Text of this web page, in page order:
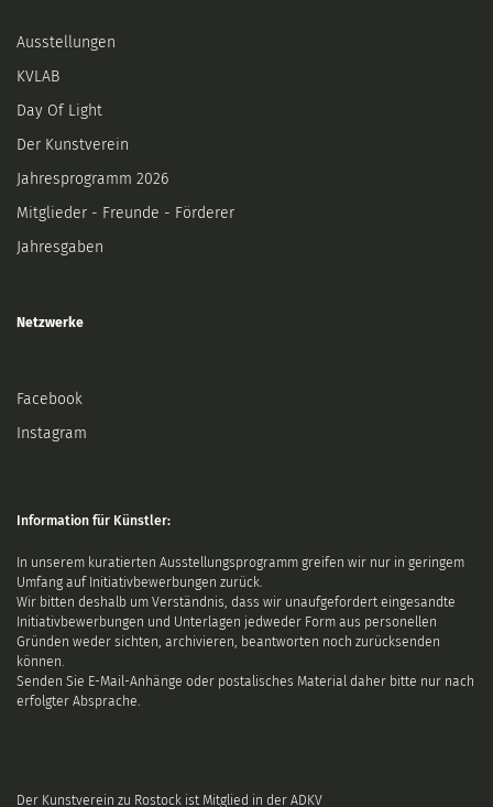
Ausstellungen
KVLAB
Day Of Light
Der Kunstverein
Jahresprogramm 2026
Mitglieder - Freunde - Förderer
Jahresgaben
Netzwerke
Facebook
Instagram
Information für Künstler:
In unserem kuratierten Ausstellungsprogramm greifen wir nur in geringem
Umfang auf Initiativbewerbungen zurück.
Wir bitten deshalb um Verständnis, dass wir unaufgefordert eingesandte
Initiativbewerbungen und Unterlagen jedweder Form aus personellen
Gründen weder sichten, archivieren, beantworten noch zurücksenden
können.
Senden Sie E-Mail-Anhänge oder postalisches Material daher bitte nur nach
erfolgter Absprache.
Der Kunstverein zu Rostock ist Mitglied in der ADKV